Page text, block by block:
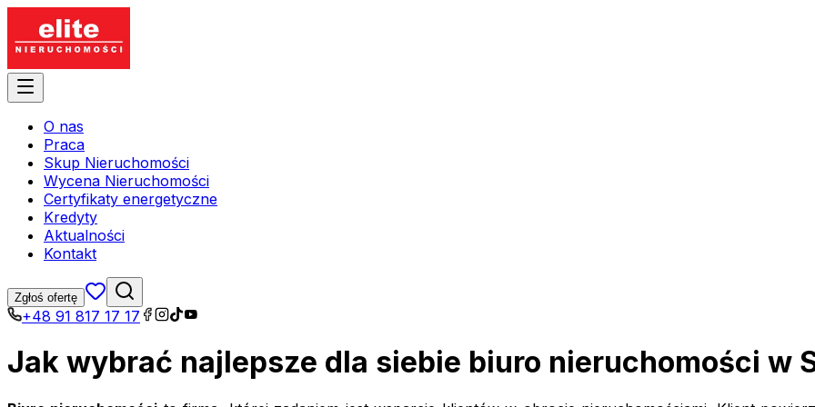
O nas
Praca
Skup Nieruchomości
Wycena Nieruchomości
Certyfikaty energetyczne
Kredyty
Aktualności
Kontakt
Zgłoś ofertę
+48 91 817 17 17
Jak wybrać najlepsze dla siebie biuro nieruchomości w